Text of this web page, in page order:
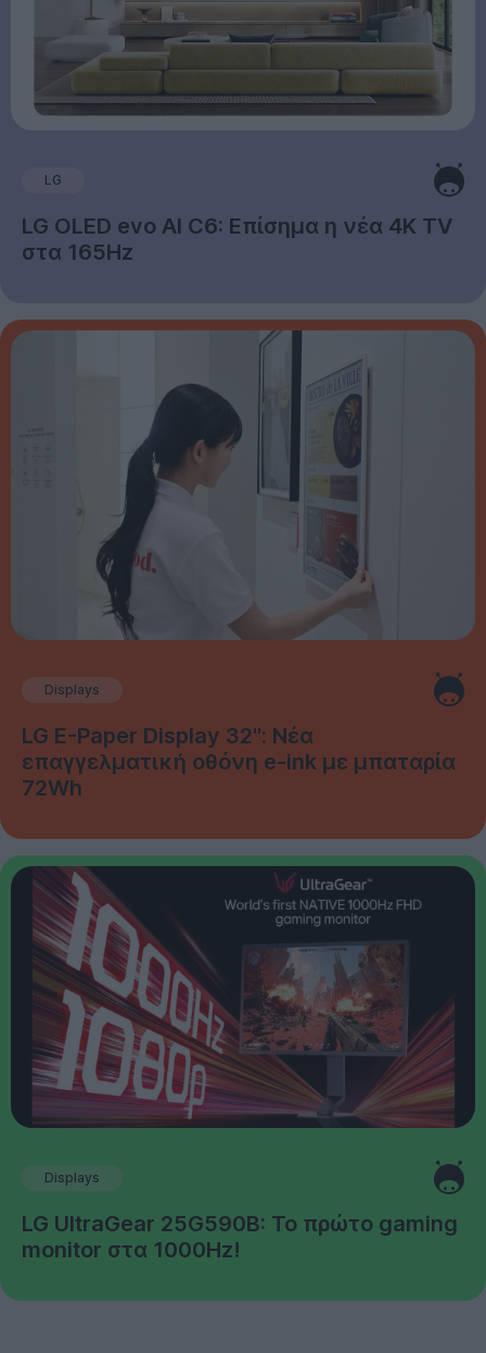
LG
LG OLED evo AI C6: Επίσημα η νέα 4K TV
στα 165Hz
Displays
LG E-Paper Display 32": Νέα
επαγγελματική οθόνη e-ink με μπαταρία
72Wh
Displays
LG UltraGear 25G590B: Το πρώτο gaming
monitor στα 1000Hz!